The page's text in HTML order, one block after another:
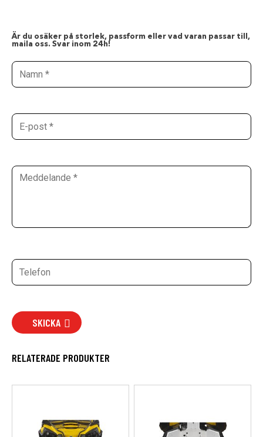
Är du osäker på storlek, passform eller vad varan passar till,
maila oss. Svar inom 24h!
SKICKA
RELATERADE PRODUKTER